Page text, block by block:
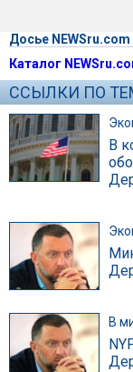
Досье NEWSru.com
Каталог
ССЫЛКИ ПО
В
В